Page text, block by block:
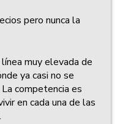
pero nunca la
muy elevada de
ya casi no se
competencia es
en cada una de las